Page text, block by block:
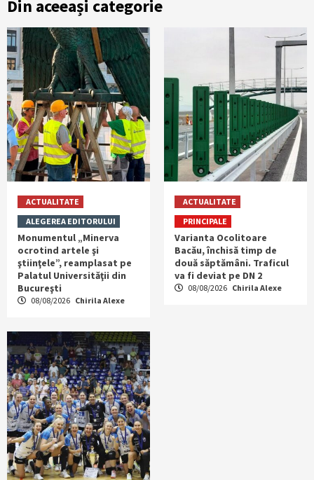
Din aceeași categorie
ACTUALITATE
ALEGEREA EDITORULUI
Monumentul „Minerva
ocrotind artele şi
ştiinţele”, reamplasat pe
Palatul Universităţii din
Bucureşti
08/08/2026 Chirila Alexe
ACTUALITATE
PRINCIPALE
Varianta Ocolitoare
Bacău, închisă timp de
două săptămâni. Traficul
va fi deviat pe DN 2
08/08/2026 Chirila Alexe